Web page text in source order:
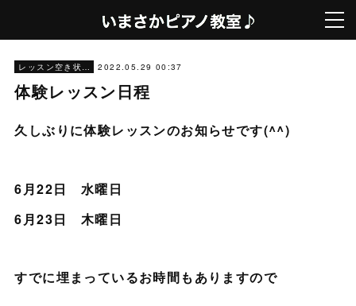
レッスン空き状況 2022.05.29 00:37
体験レッスン日程
久しぶりに体験レッスンのお知らせです(^^)
6月22日 水曜日
6月23日 木曜日
すでに埋まっているお時間もありますので